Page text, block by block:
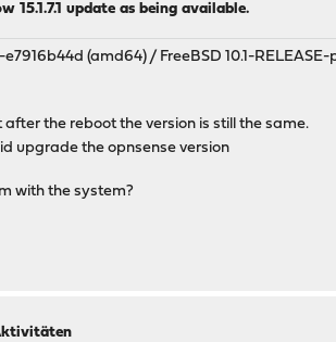
15.1.7.1 update as being available.
e7916b44d (amd64) / FreeBSD 10.1-
after the reboot the version is still the same.
upgrade the opnsense version
with the system?